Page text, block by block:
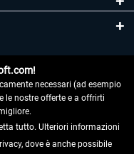
necessari (ad esempio
le nostre offerte e a offrirti
tutto. Ulteriori informazioni
dove è anche possibile